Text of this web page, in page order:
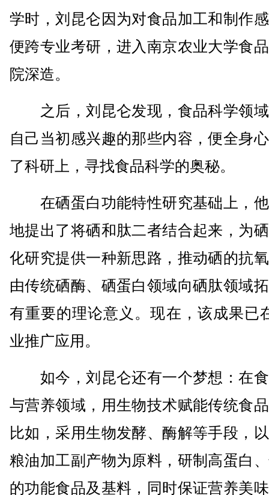
学时，刘昆仑因为对食品加工和制作
便跨专业考研，进入南京农业大学食
院深造。
之后，刘昆仑发现，食品科学领
自己当初感兴趣的那些内容，便全身
了科研上，寻找食品科学的奥秘。
在硒蛋白功能特性研究基础上，
地提出了将硒和肽二者结合起来，为
化研究提供一种新思路，推动硒的抗
由传统硒酶、硒蛋白领域向硒肽领域
有重要的理论意义。现在，该成果已
业推广应用。
如今，刘昆仑还有一个梦想：在
与营养领域，用生物技术赋能传统食
比如，采用生物发酵、酶解等手段，
粮油加工副产物为原料，研制高蛋白
的功能食品及基料，同时保证营养美